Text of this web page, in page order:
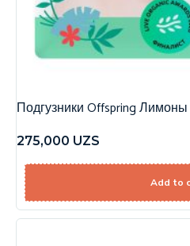
Подгузники Offspring
275,000 UZS
Add to